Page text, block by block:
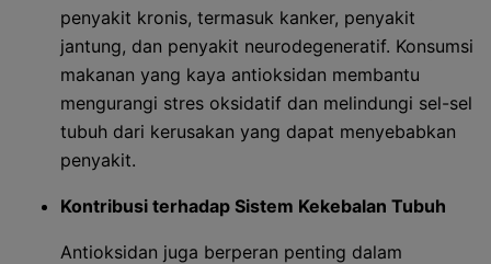
penyakit kronis, termasuk kanker, penyakit
jantung, dan penyakit neurodegeneratif. Konsumsi
makanan yang kaya antioksidan membantu
mengurangi stres oksidatif dan melindungi sel-sel
tubuh dari kerusakan yang dapat menyebabkan
penyakit.
Kontribusi terhadap Sistem Kekebalan Tubuh
Antioksidan juga berperan penting dalam